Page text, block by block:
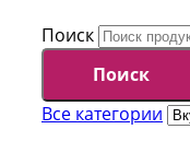
Поиск
Поиск
Все категории